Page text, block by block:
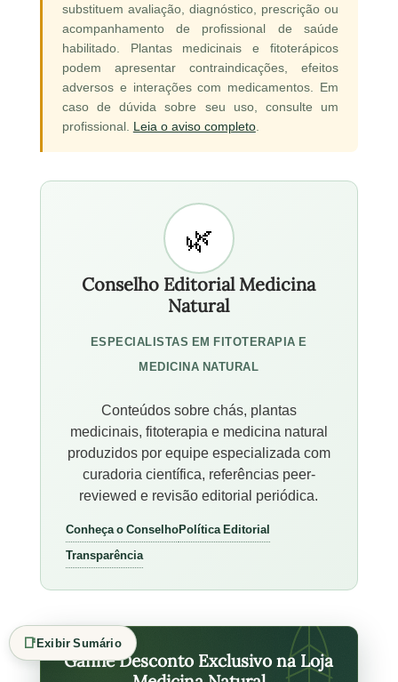
substituem avaliação, diagnóstico, prescrição ou
acompanhamento de profissional de saúde
habilitado. Plantas medicinais e fitoterápicos
podem apresentar contraindicações, efeitos
adversos e interações com medicamentos. Em
caso de dúvida sobre seu uso, consulte um
profissional. Leia o aviso completo.
Conselho Editorial Medicina
Natural
ESPECIALISTAS EM FITOTERAPIA E
MEDICINA NATURAL
Conteúdos sobre chás, plantas
medicinais, fitoterapia e medicina natural
produzidos por equipe especializada com
curadoria científica, referências peer-
reviewed e revisão editorial periódica.
Conheça o ConselhoPolítica Editorial
Transparência
Ganhe Desconto Exclusivo na Loja
📑Exibir Sumário